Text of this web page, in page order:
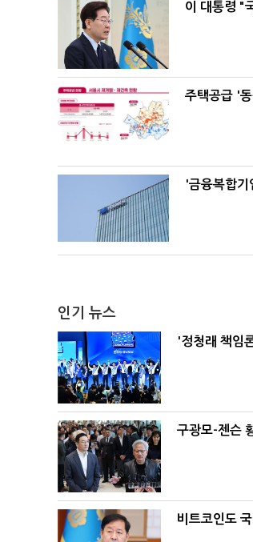
이 대통령 "
주택공급 '
'금융복합기
인기 뉴스
'정청래 책임
구광모-젠슨
비트코인도